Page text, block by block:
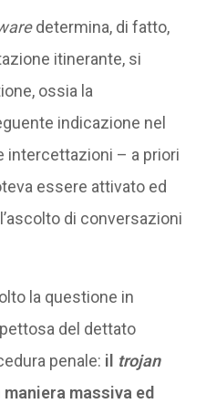
determina, di fatto,
itinerante, si
ossia la
indicazione nel
intercettazioni – a priori
essere attivato ed
di conversazioni
la questione in
del dettato
penale: il trojan
massiva ed